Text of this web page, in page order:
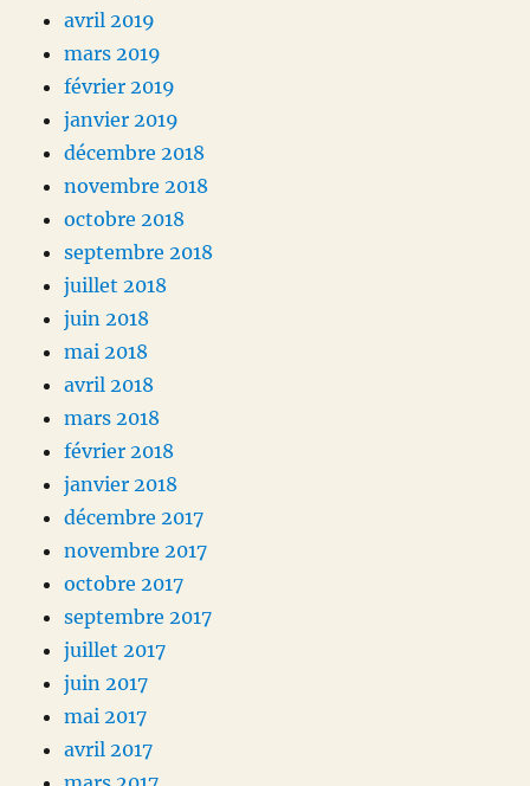
avril 2019
mars 2019
février 2019
janvier 2019
décembre 2018
novembre 2018
octobre 2018
septembre 2018
juillet 2018
juin 2018
mai 2018
avril 2018
mars 2018
février 2018
janvier 2018
décembre 2017
novembre 2017
octobre 2017
septembre 2017
juillet 2017
juin 2017
mai 2017
avril 2017